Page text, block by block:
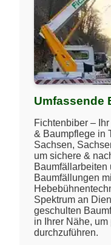
Umfassende
Fichtenbiber –
& Baumpflege in
Sachsen,
um sichere &
Baumfällarbeiten
Baumfällungen
Spektrum an
geschulten
in Ihrer Nähe,
durchzuführen.